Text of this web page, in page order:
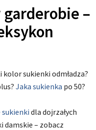
–
sukienki odmładza?
Jaka sukienka po 50?
dla dojrzałych
damskie – zobacz